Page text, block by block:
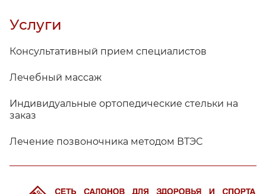
Услуги
Консультативный прием специалистов
Лечебный массаж
Индивидуальные ортопедические стельки на
заказ
Лечение позвоночника методом ВТЭС